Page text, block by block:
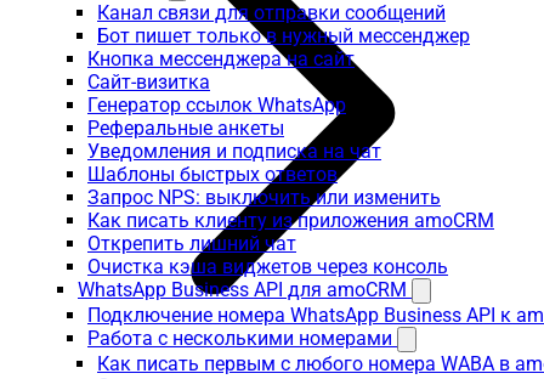
Канал связи для отправки сообщений
Бот пишет только в нужный мессенджер
Кнопка мессенджера на сайт
Сайт-визитка
Генератор ссылок WhatsApp
Реферальные анкеты
Уведомления и подписка на чат
Шаблоны быстрых ответов
Запрос NPS: выключить или изменить
Как писать клиенту из приложения amoCRM
Открепить лишний чат
Очистка кэша виджетов через консоль
WhatsApp Business API для amoCRM
Подключение номера WhatsApp Business API к
Работа с несколькими номерами
Как писать первым с любого номера WABA в